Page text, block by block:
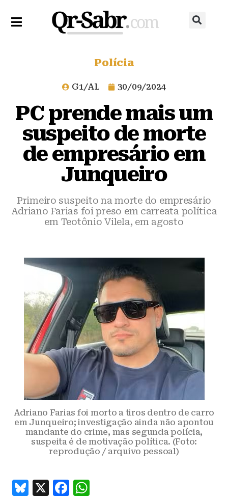
Polícia
G1/AL 30/09/2024
PC prende mais um
suspeito de morte
de empresário em
Junqueiro
Primeiro suspeito na morte do empresário
Adriano Farias foi preso em carreata política
em Teotônio Vilela, em agosto
Adriano Farias foi morto a tiros dentro de carro
em Junqueiro; investigação ainda não apontou
mandante do crime, mas segunda polícia,
suspeita é de motivação política. (Foto:
reprodução / arquivo pessoal)
B
X
F